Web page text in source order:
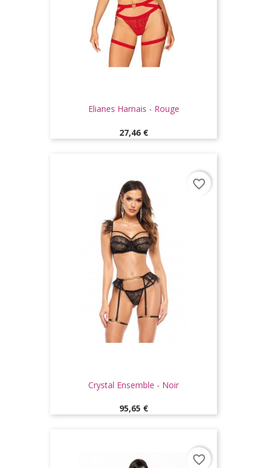
Elianes Harnais - Rouge
Prix
27,46 €
Crystal Ensemble - Noir
Prix
95,65 €
favorite_border
favorite_border